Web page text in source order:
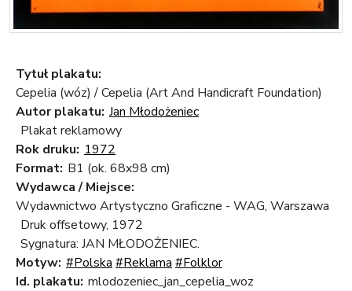
Tytuł plakatu:
Cepelia (wóz) / Cepelia (Art And Handicraft Foundation)
Autor plakatu: Jan Młodożeniec
Plakat reklamowy
Rok druku: 1972
Format: B1 (ok. 68x98 cm)
Wydawca / Miejsce:
Wydawnictwo Artystyczno Graficzne - WAG, Warszawa
Druk offsetowy, 1972
Sygnatura: JAN MŁODOŻENIEC.
Motyw: #Polska #Reklama #Folklor
Id. plakatu: mlodozeniec_jan_cepelia_woz